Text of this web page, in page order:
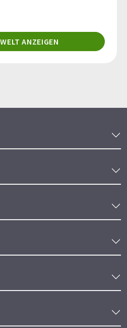
ANZEIGEN